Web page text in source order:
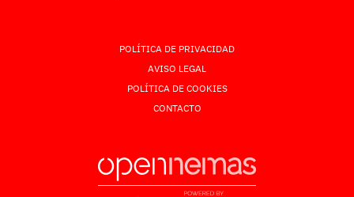
POLÍTICA DE PRIVACIDAD
AVISO LEGAL
POLÍTICA DE COOKIES
CONTACTO